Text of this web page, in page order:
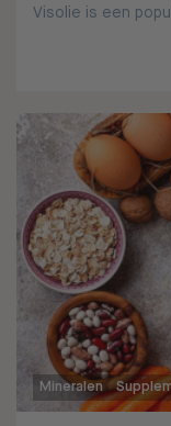
Visolie is een
Mineralen